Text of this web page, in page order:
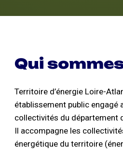
Qui
Territoire d’énergie Loire-
établissement public engagé
collectivités du département
Il accompagne les
énergétique du territoire